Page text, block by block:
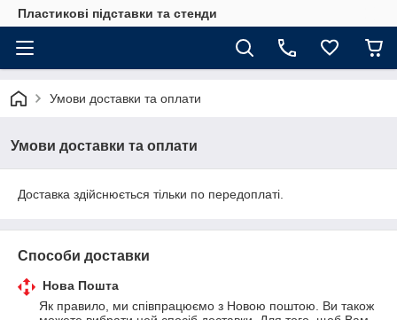
Пластикові підставки та стенди
Умови доставки та оплати
Умови доставки та оплати
Доставка здійснюється тільки по передоплаті.
Способи доставки
Нова Пошта
Як правило, ми співпрацюємо з Новою поштою. Ви також